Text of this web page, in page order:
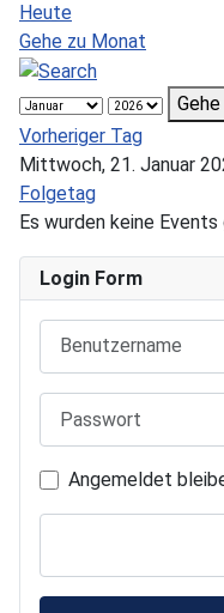
Heute
Gehe zu Monat
Vorheriger Tag
Mittwoch, 21. Januar
Folgetag
Es wurden keine
Login Form
Angemeldet